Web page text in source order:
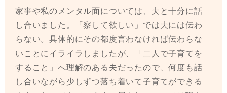
家事や私のメンタル面については、夫と十分に話
し合いました。「察して欲しい」では夫には伝わ
らない。具体的にその都度言わなければ伝わらな
いことにイライラしましたが、「二人で子育てを
すること」へ理解のある夫だったので、何度も話
し合いながら少しずつ落ち着いて子育てができる